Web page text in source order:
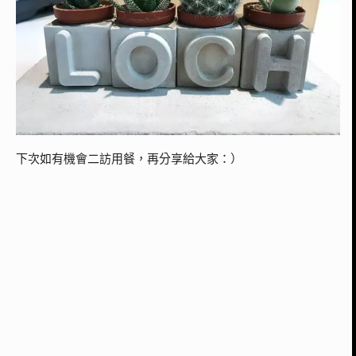
下次如有機會二訪用餐，再分享給大家：）